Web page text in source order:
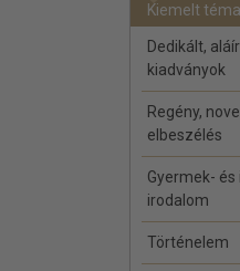
Kiemelt
Dedikált,
kiadványok
Regény,
elbeszélés
Gyermek-
irodalom
Történelem